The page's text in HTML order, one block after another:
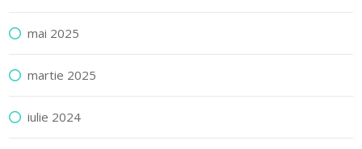
mai 2025
martie 2025
iulie 2024